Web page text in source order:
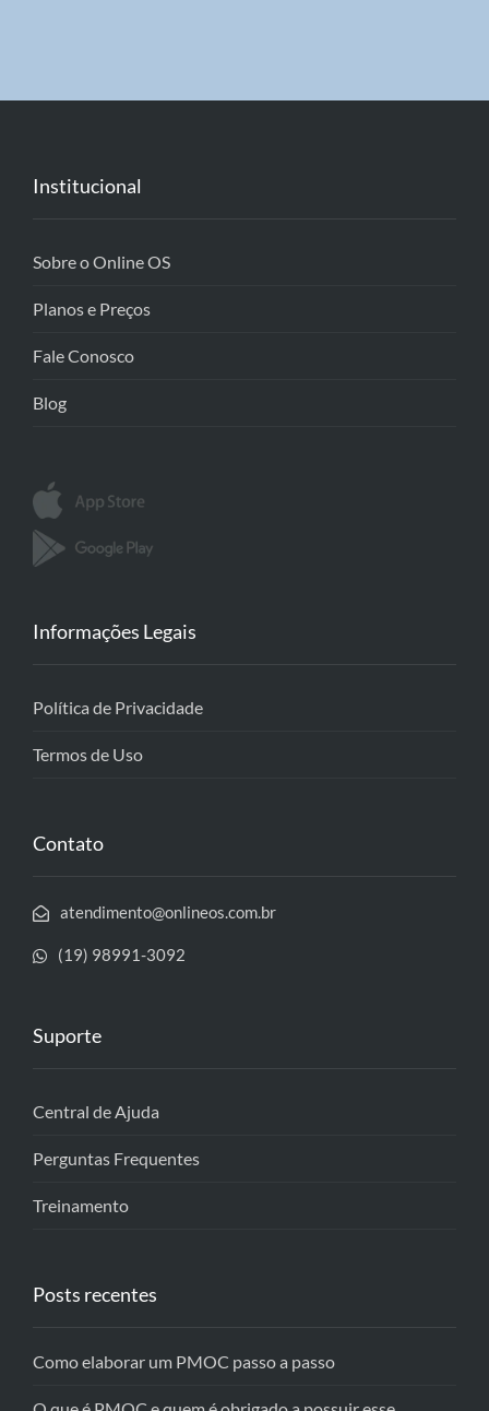
Institucional
Sobre o Online OS
Planos e Preços
Fale Conosco
Blog
Informações Legais
Política de Privacidade
Termos de Uso
Contato
atendimento@onlineos.com.br
(19) 98991-3092
Suporte
Central de Ajuda
Perguntas Frequentes
Treinamento
Posts recentes
Como elaborar um PMOC passo a passo